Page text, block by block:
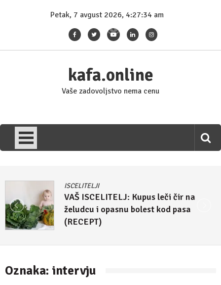
Petak, 7 avgust 2026, 4:27:34 am
kafa.online
Vaše zadovoljstvo nema cenu
ISCELITELJI
VAŠ ISCELITELJ: Kupus leči čir na
želudcu i opasnu bolest kod pasa
(RECEPT)
Oznaka: intervju